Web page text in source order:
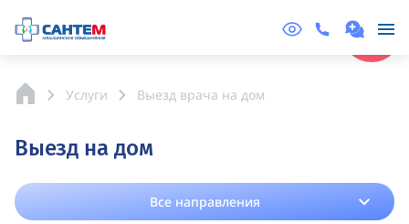
Услуги Выезд врача на дом
Выезд на дом
Все направления
Online
Запись